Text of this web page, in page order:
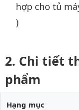
hợp cho tủ
)
Chi tiết
phẩm
Hạng mục